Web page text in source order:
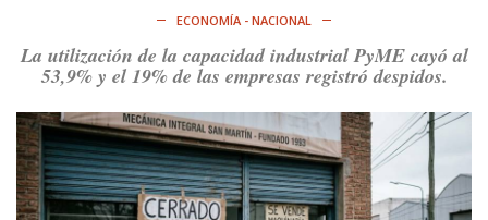
derechos y por su organización. Hoy lo vuelven a intentar.
Ver en X
Consenso Patagónico
@consensopatagon
RT@caortega64: A#50AñosDelGolpe, la memoria es
presente y es futuro.https://t.co/uhRcKnCCc5
ECONOMÍA - NACIONAL
La utilización de la capacidad industrial PyME cayó al
53,9% y el 19% de las empresas registró despidos.